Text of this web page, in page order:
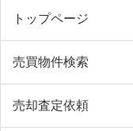
トップページ
売買物件検索
売却査定依頼